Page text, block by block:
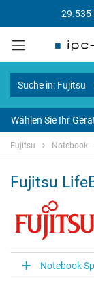
29.535
Suche in: Fujitsu
Wählen Sie Ihr
Fujitsu Notebook
Fujitsu
Notebook